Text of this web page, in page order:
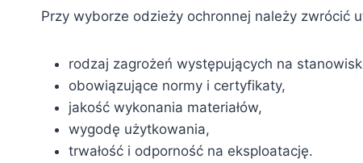
Przy wyborze odzieży ochronnej należy zwrócić
rodzaj zagrożeń występujących na
obowiązujące normy i certyfikaty,
jakość wykonania materiałów,
wygodę użytkowania,
trwałość i odporność na eksploatację.